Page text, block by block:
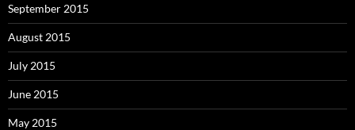
September 2015
August 2015
July 2015
June 2015
May 2015